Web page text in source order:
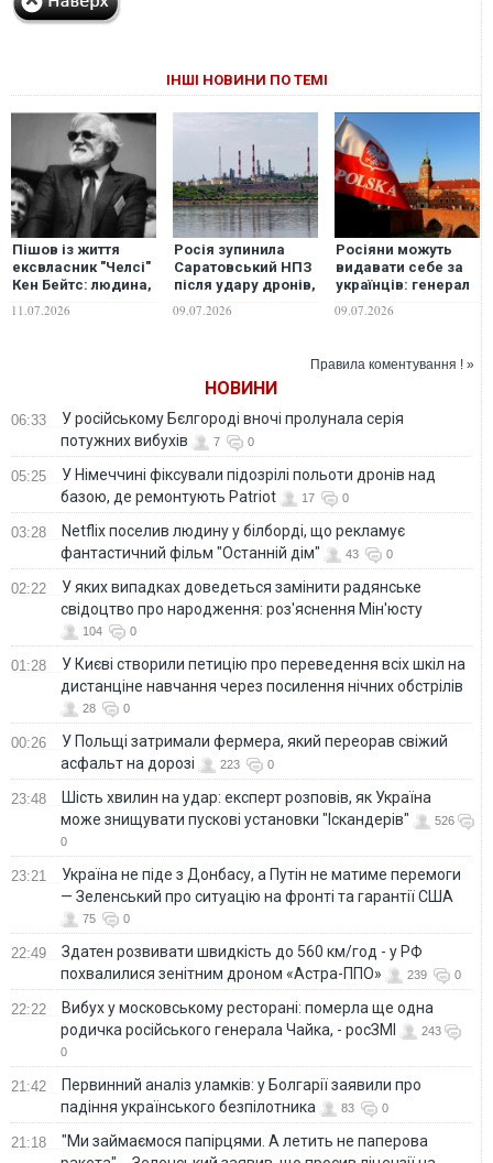
ІНШІ НОВИНИ ПО ТЕМІ
Пішов із життя
ексвласник "Челсі"
Кен Бейтс: людина,
яка купила клуб за 1
фунт і продала його
11.07.2026
Росія зупинила
Саратовський НПЗ
після удару дронів,
- Reuters
09.07.2026
Росіяни можуть
видавати себе за
українців: генерал
назвав сценарії
провокацій у
09.07.2026
Правила коментування ! »
НОВИНИ
06:33
У російському Бєлгороді вночі пролунала серія
потужних вибухів
7 0
05:25
У Німеччині фіксували підозрілі польоти дронів над
базою, де ремонтують Patriot
17 0
03:28
Netflix поселив людину у білборді, що рекламує
фантастичний фільм "Останній дім"
43 0
02:22
У яких випадках доведеться замінити радянське
свідоцтво про народження: роз'яснення Мін'юсту
104 0
01:28
У Києві створили петицію про переведення всіх шкіл на
дистанціне навчання через посилення нічних обстрілів
28 0
00:26
У Польщі затримали фермера, який переорав свіжий
асфальт на дорозі
223 0
23:48
Шість хвилин на удар: експерт розповів, як Україна
може знищувати пускові установки "Іскандерів"
526
0
23:21
Україна не піде з Донбасу, а Путін не матиме перемоги
— Зеленський про ситуацію на фронті та гарантії США
75 0
22:49
Здатен розвивати швидкість до 560 км/год - у РФ
похвалилися зенітним дроном «Астра-ППО»
239 0
22:22
Вибух у московському ресторані: померла ще одна
родичка російського генерала Чайка, - росЗМІ
243
0
21:42
Первинний аналіз уламків: у Болгарії заявили про
падіння українського безпілотника
83 0
21:18
"Ми займаємося папірцями. А летить не паперова